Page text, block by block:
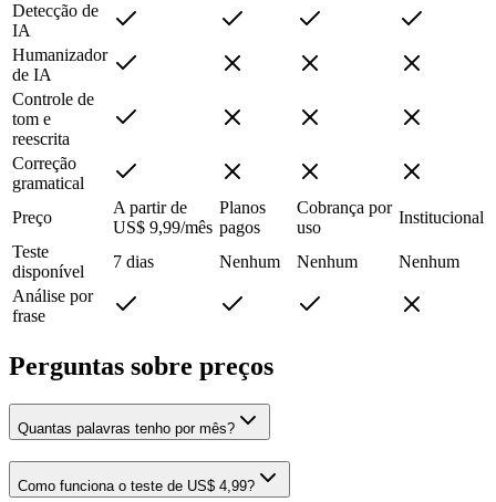
Detecção de
IA
Humanizador
de IA
Controle de
tom e
reescrita
Correção
gramatical
Preço
A partir de
US$ 9,99/mês
Planos
pagos
Cobrança por
uso
Institucional
Teste
disponível
7 dias Nenhum Nenhum
Nenhum
Análise por
frase
Perguntas sobre preços
Quantas palavras tenho por mês?
Como funciona o teste de US$ 4,99?